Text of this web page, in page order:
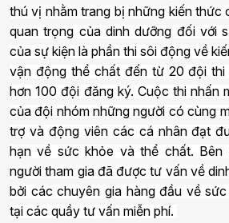
thú vị nhằm trang bị những kiến thức
quan trọng của dinh dưỡng đối với
của sự kiện là phần thi sôi động về
vận động thể chất đến từ 20 đội
hơn 100 đội đăng ký. Cuộc thi nhấn
của đội nhóm những người có cùng
trợ và động viên các cá nhân đạt
hạn về sức khỏe và thể chất. Bên
người tham gia đã được tư vấn về
bởi các chuyên gia hàng đầu về
tại các quầy tư vấn miễn phí.